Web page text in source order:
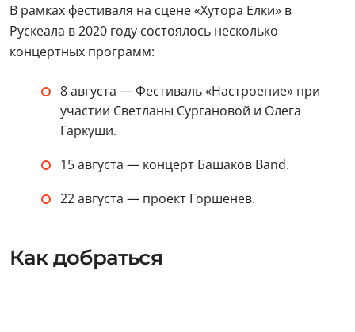
В рамках фестиваля на сцене «Хутора Елки» в
Рускеала в 2020 году состоялось несколько
концертных программ:
8 августа — Фестиваль «Настроение» при
участии Светланы Сургановой и Олега
Гаркуши.
15 августа — концерт Башаков Band.
22 августа — проект Горшенев.
Как добраться